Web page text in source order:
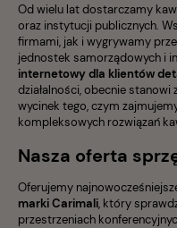
Od wielu lat dostarczamy
oraz instytucji publicznych.
firmami, jak i wygrywamy
jednostek samorządowych i
internetowy dla klientów
działalności, obecnie stanowi
wycinek tego, czym
kompleksowych rozwiązań
Nasza oferta
Oferujemy
marki Carimali, który
przestrzeniach